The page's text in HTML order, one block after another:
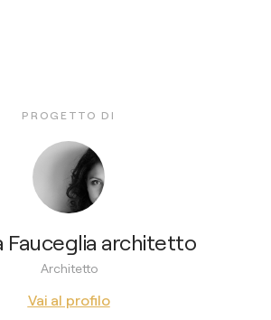
PROGETTO DI
Fauceglia architetto
Architetto
Vai al profilo